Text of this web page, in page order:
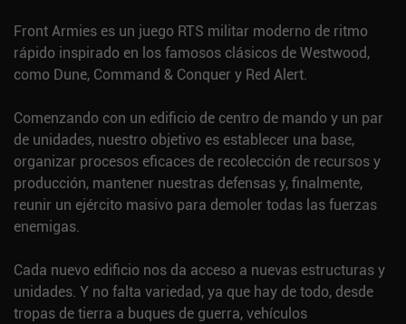
Front Armies es un juego RTS militar moderno de ritmo
rápido inspirado en los famosos clásicos de Westwood,
como Dune, Command & Conquer y Red Alert.
Comenzando con un edificio de centro de mando y un par
de unidades, nuestro objetivo es establecer una base,
organizar procesos eficaces de recolección de recursos y
producción, mantener nuestras defensas y, finalmente,
reunir un ejército masivo para demoler todas las fuerzas
enemigas.
Cada nuevo edificio nos da acceso a nuevas estructuras y
unidades. Y no falta variedad, ya que hay de todo, desde
tropas de tierra a buques de guerra, vehículos